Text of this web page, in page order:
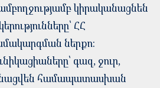
կիրականացնեն
ՀՀ
ներքո:
գազ, ջուր,
համապատասխան